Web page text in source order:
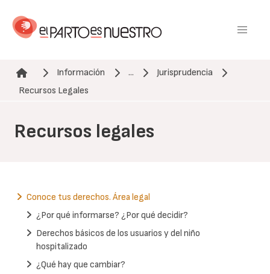
contenido
Ruta de navegación
Información ...
Jurisprudencia
Recursos Legales
Recursos legales
Conoce tus derechos. Área legal
¿Por qué informarse? ¿Por qué decidir?
Derechos básicos de los usuarios y del niño
hospitalizado
¿Qué hay que cambiar?